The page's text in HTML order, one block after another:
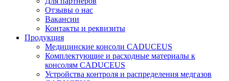
Отзывы о нас
Вакансии
Контакты и реквизиты
Продукция
Медицинские консоли CADUCEUS
Комплектующие и расходные материалы к
консолям CADUCEUS
Устройства контроля и распределения медгазов